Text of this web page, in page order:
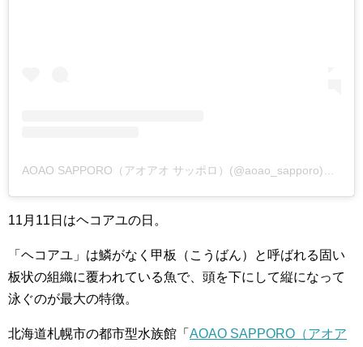
11月11日はヘコアユの日。
「ヘコアユ」は鱗がなく甲板（こうばん）と呼ばれる固い
板状の組織に覆われている魚で、頭を下にして縦になって
泳ぐのが最大の特徴。
北海道札幌市の都市型水族館「 AOAO SAPPORO（アオア